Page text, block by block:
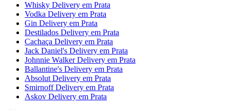
Whisky Delivery em Prata
Vodka Delivery em Prata
Gin Delivery em Prata
Destilados Delivery em Prata
Cachaça Delivery em Prata
Jack Daniel's Delivery em Prata
Johnnie Walker Delivery em Prata
Ballantine's Delivery em Prata
Absolut Delivery em Prata
Smirnoff Delivery em Prata
Askov Delivery em Prata